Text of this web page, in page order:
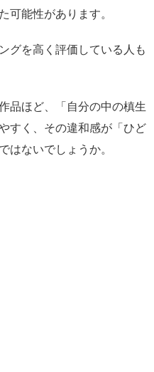
可能性があります。
グを高く評価している人も
品ほど、「自分の中の槙生
すく、その違和感が「ひど
はないでしょうか。